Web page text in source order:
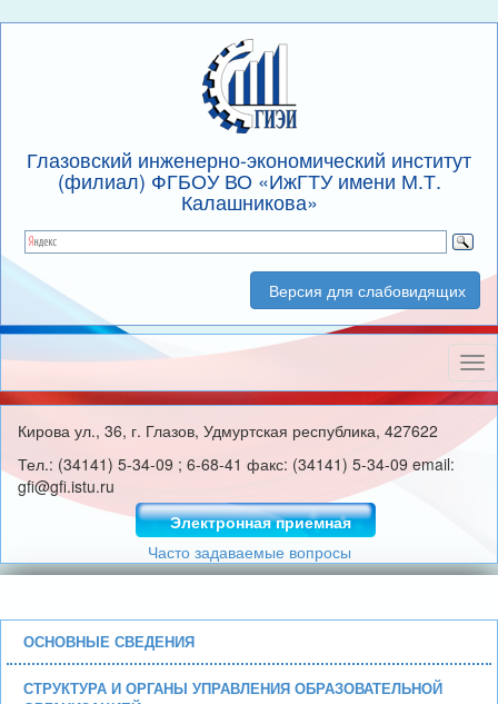
Глазовский инженерно-экономический институт
(филиал) ФГБОУ ВО «ИжГТУ имени М.Т.
Калашникова»
Версия для слабовидящих
Кирова ул., 36, г. Глазов, Удмуртская республика, 427622
Тел.: (34141) 5-34-09 ; 6-68-41 факс: (34141) 5-34-09 email:
gfi@gfi.istu.ru
Электронная приемная
Часто задаваемые вопросы
ОСНОВНЫЕ СВЕДЕНИЯ
СТРУКТУРА И ОРГАНЫ УПРАВЛЕНИЯ ОБРАЗОВАТЕЛЬНОЙ